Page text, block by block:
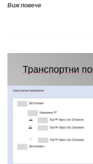
Виж повече